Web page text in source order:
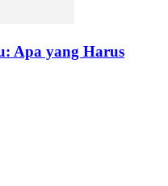
Apa yang Harus